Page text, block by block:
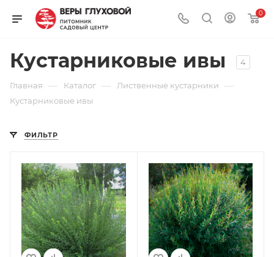
0
Кустарниковые ивы 4
Главная — Каталог — Лиственные кустарники —
Кустарниковые ивы
ФИЛЬТР